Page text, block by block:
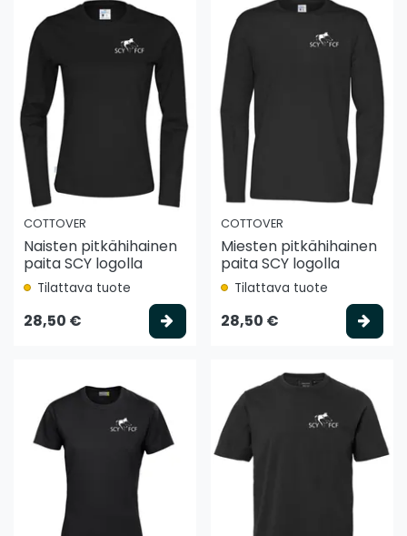
COTTOVER
Naisten pitkähihainen
paita SCY logolla
Tilattava tuote
28,50 € Valitse vaihtoehto
COTTOVER
Miesten pitkähihainen
paita SCY logolla
Tilattava tuote
28,50 €